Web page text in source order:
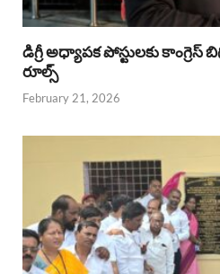
డిగ్రీ అధ్యాపక పోస్టులకు కాంగ్రెస్
రూల్స్
February 21, 2026